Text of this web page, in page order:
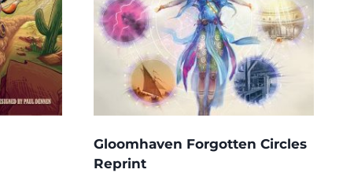
Gloomhaven Forgotten Circles
Reprint